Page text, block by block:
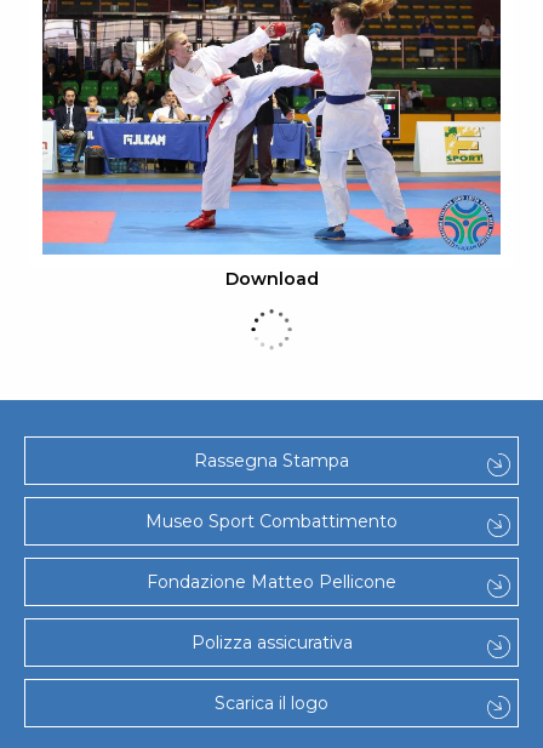
Download
Rassegna Stampa
Museo Sport Combattimento
Fondazione Matteo Pellicone
Polizza assicurativa
Scarica il logo